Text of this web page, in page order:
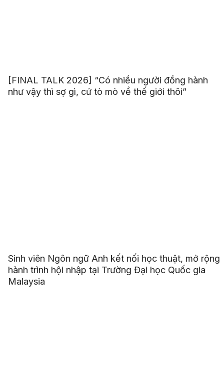
[FINAL TALK 2026] “Có nhiều người đồng hành
như vậy thì sợ gì, cứ tò mò về thế giới thôi”
Sinh viên Ngôn ngữ Anh kết nối học thuật, mở rộng
hành trình hội nhập tại Trường Đại học Quốc gia
Malaysia